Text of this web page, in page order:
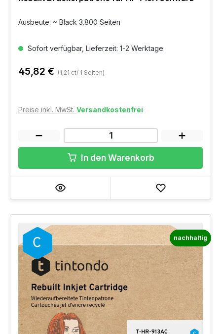
Ausbeute: ~ Black 3.800 Seiten
Sofort verfügbar, Lieferzeit: 1-2 Werktage
45,82 € (1,21 ct/ 1 Seiten)
Preise inkl. MwSt. Versandkostenfrei
In den Warenkorb
nachhaltig